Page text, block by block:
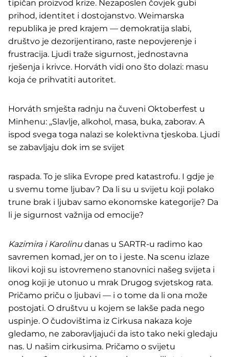
tipičan proizvod krize. Nezaposlen čovjek gubi
prihod, identitet i dostojanstvo. Weimarska
republika je pred krajem — demokratija slabi,
društvo je dezorijentirano, raste nepovjerenje i
frustracija. Ljudi traže sigurnost, jednostavna
rješenja i krivce. Horváth vidi ono što dolazi: masu
koja će prihvatiti autoritet.
Horváth smješta radnju na čuveni Oktoberfest u
Minhenu: „Slavlje, alkohol, masa, buka, zaborav. A
ispod svega toga nalazi se kolektivna tjeskoba. Ljudi
se zabavljaju dok im se svijet
raspada. To je slika Evrope pred katastrofu. I gdje je
u svemu tome ljubav? Da li su u svijetu koji polako
trune brak i ljubav samo ekonomske kategorije? Da
li je sigurnost važnija od emocije?
Kazimira i Karolinu danas u SARTR-u radimo kao
savremen komad, jer on to i jeste. Na scenu izlaze
likovi koji su istovremeno stanovnici našeg svijeta i
onog koji je utonuo u mrak Drugog svjetskog rata.
Pričamo priču o ljubavi — i o tome da li ona može
postojati. O društvu u kojem se lakše pada nego
uspinje. O čudovištima iz Cirkusa nakaza koje
gledamo, ne zaboravljajući da isto tako neki gledaju
nas. U našim cirkusima. Pričamo o svijetu